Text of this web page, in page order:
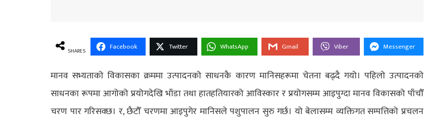
SHARES Facebook Twitter WhatsApp Gmail Viber Messenger
मानव सभ्यताको विकासका क्रममा उत्पादनको साधनकै कारण मानिसहरूमा चेतना बढ्दै गयो। पहिलो उत्पादनको
साधनका रूपमा आगोको प्रयोगदेखि भाँडा तथा हातहतियारको आविस्कार र प्रयोगसम्म आइपुग्दा मानव विकासको पाँचौँ
चरण पार गरिसक्छ। र, छैटौँ चरणमा आइपुगेर मानिसले पशुपालन सुरु गर्छ। यो बेलासम्म व्यक्तिगत सम्पत्तिको प्रचलन